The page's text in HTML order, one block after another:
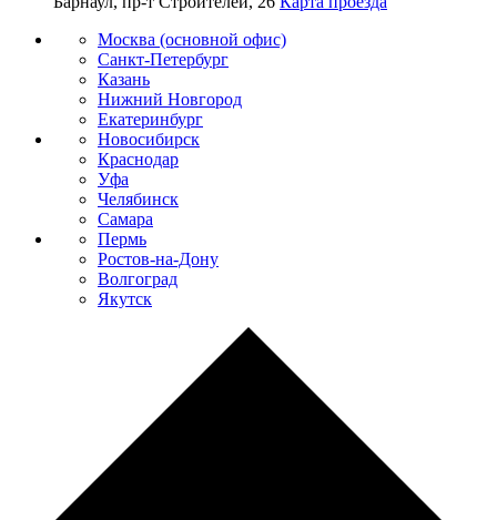
Москва (основной офис)
Санкт-Петербург
Казань
Нижний Новгород
Екатеринбург
Новосибирск
Краснодар
Уфа
Челябинск
Самара
Пермь
Ростов-на-Дону
Волгоград
Якутск